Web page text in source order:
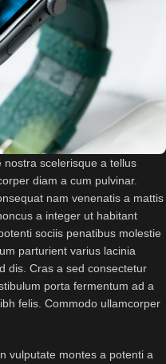
nostra scelerisque a tellus
diam a cum pulvinar.
nam venenatis a mattis
a integer ut habitant
sociis penatibus molestie
parturient varius lacinia
dis. Cras a sed consectetur
porta fermentum ad a
felis. Commodo ullamcorper
vulputate montes a potenti a